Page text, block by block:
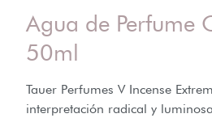
Agua de Perfume
50ml
Tauer Perfumes V Incense
interpretación radical y